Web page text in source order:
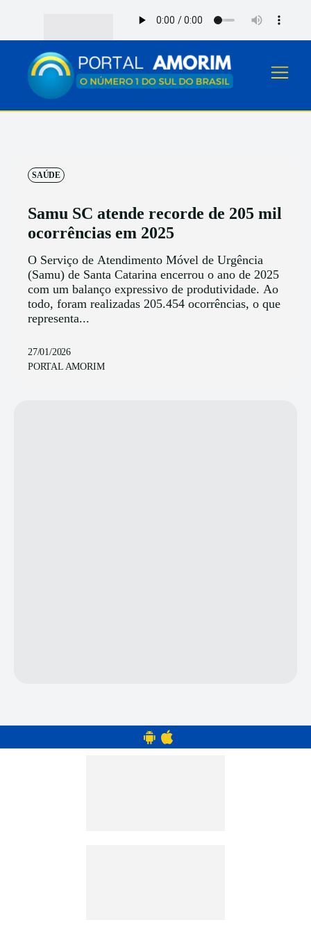
SAÚDE
Samu SC atende recorde de 205 mil
ocorrências em 2025
O Serviço de Atendimento Móvel de Urgência
(Samu) de Santa Catarina encerrou o ano de 2025
com um balanço expressivo de produtividade. Ao
todo, foram realizadas 205.454 ocorrências, o que
representa...
27/01/2026
PORTAL AMORIM